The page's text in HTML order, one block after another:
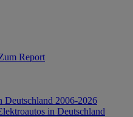
Report
Deutschland 2006-2026
in Deutschland